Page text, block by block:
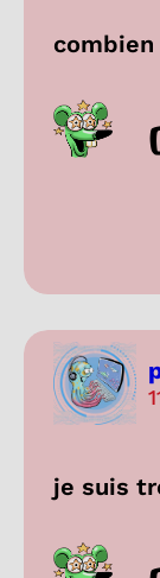
combien
je suis